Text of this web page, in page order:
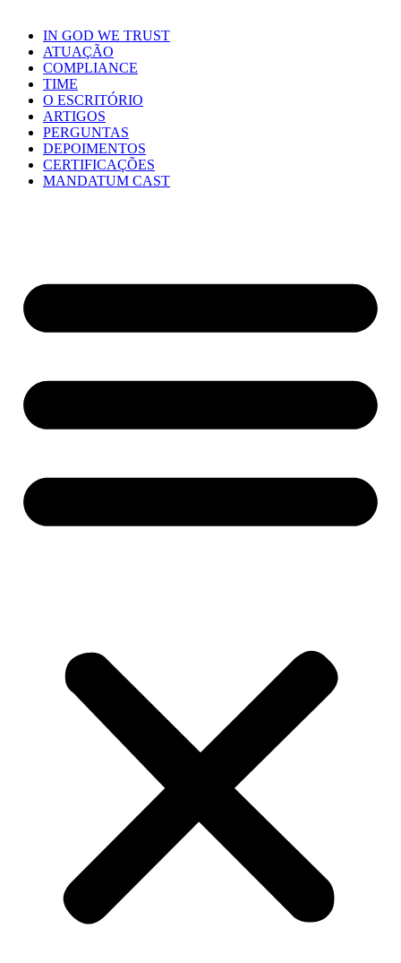
IN GOD WE TRUST
ATUAÇÃO
COMPLIANCE
TIME
O ESCRITÓRIO
ARTIGOS
PERGUNTAS
DEPOIMENTOS
CERTIFICAÇÕES
MANDATUM CAST